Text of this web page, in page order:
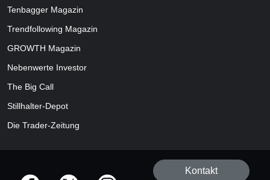
Tenbagger Magazin
Trendfollowing Magazin
GROWTH Magazin
Nebenwerte Investor
The Big Call
Stillhalter-Depot
Die Trader-Zeitung
offizielle Social Media-Accounts
Kontakt